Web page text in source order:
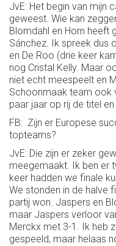
JvE: Het begin van mijn
geweest. Wie kan
Blomdahl en Horn heeft
Sánchez. Ik spreek dus
en De Roo (drie keer
nog Cristal Kelly. Maar
niet echt meespeelt en
Schoonmaak team ook
paar jaar op rij de titel
FB: Zijn er Europese
topteams?
JvE: Die zijn er zeker
meegemaakt. Ik ben er
keer hadden we finale
We stonden in de halve
partij won. Jaspers en
maar Jaspers verloor
Merckx met 3-1. Ik heb
gespeeld, maar helaas